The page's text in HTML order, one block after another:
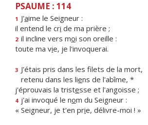
PSAUME : 114
1 J'aime le Seigneur :
il entend le cri de ma prière ;
2 il incline vers moi son oreille :
toute ma vie, je l'invoquerai.
3 J'étais pris dans les filets de la mort,
retenu dans les liens de l'abîme, *
j'éprouvais la tristesse et l'angoisse ;
4 j'ai invoqué le nom du Seigneur :
« Seigneur, je t'en prie, délivre-moi ! »